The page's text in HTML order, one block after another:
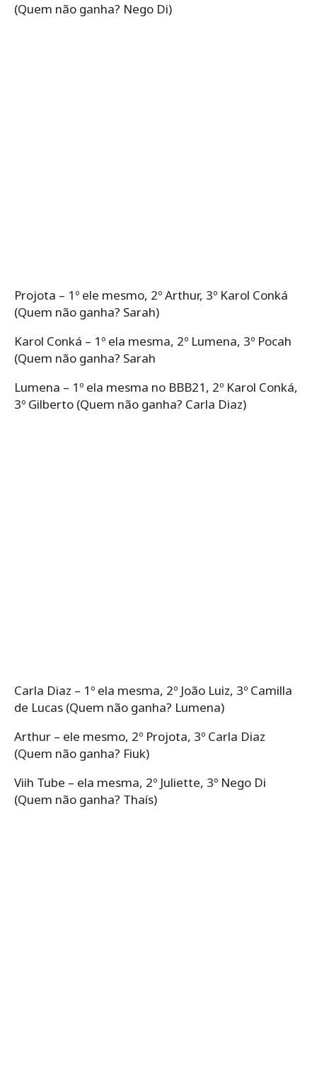
(Quem não ganha? Nego Di)
Projota – 1º ele mesmo, 2º Arthur, 3º Karol Conká
(Quem não ganha? Sarah)
Karol Conká – 1º ela mesma, 2º Lumena, 3º Pocah
(Quem não ganha? Sarah
Lumena – 1º ela mesma no BBB21, 2º Karol Conká,
3º Gilberto (Quem não ganha? Carla Diaz)
Carla Diaz – 1º ela mesma, 2º João Luiz, 3º Camilla
de Lucas (Quem não ganha? Lumena)
Arthur – ele mesmo, 2º Projota, 3º Carla Diaz
(Quem não ganha? Fiuk)
Viih Tube – ela mesma, 2º Juliette, 3º Nego Di
(Quem não ganha? Thaís)